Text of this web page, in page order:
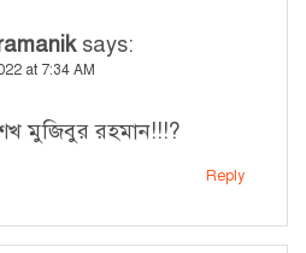
says:
at 7:34 AM
মুজিবুর রহমান!!!?
Reply